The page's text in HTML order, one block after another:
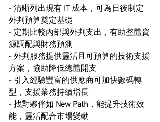
- 清晰列出現有 IT 成本，可為日後制定
外判預算奠定基礎
- 定期比較內部與外判支出，有助整體資
源調配與財務預測
- 外判服務提供靈活且可預算的技術支援
方案，協助降低總體開支
- 引入經驗豐富的供應商可加快數碼轉
型，支援業務持續增長
- 找對夥伴如 New Path ，能提升技術效
能，靈活配合市場變動